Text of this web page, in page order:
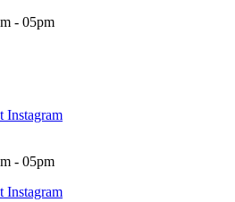
- 05pm
Instagram
- 05pm
Instagram